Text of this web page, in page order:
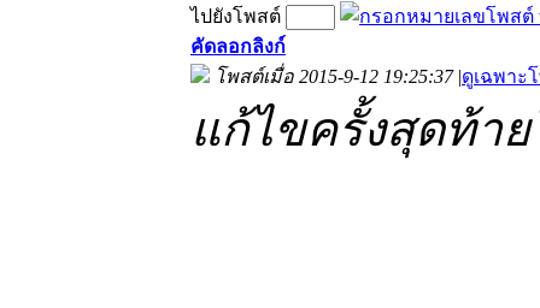
ไปยังโพสต์
คัดลอกลิงก์
โพสต์เมื่อ 2015-9-12 19:25:37 |ดูเฉพาะ
แก้ไขครั้งสุดท้าย